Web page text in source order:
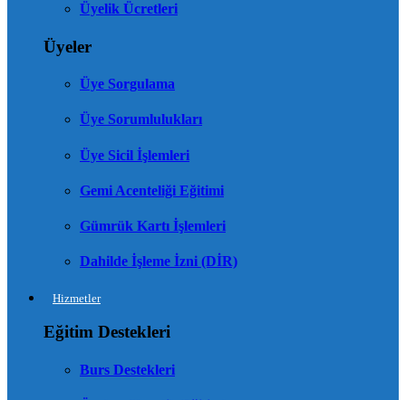
Üyelik Ücretleri
Üyeler
Üye Sorgulama
Üye Sorumlulukları
Üye Sicil İşlemleri
Gemi Acenteliği Eğitimi
Gümrük Kartı İşlemleri
Dahilde İşleme İzni (DİR)
Hizmetler
Eğitim Destekleri
Burs Destekleri